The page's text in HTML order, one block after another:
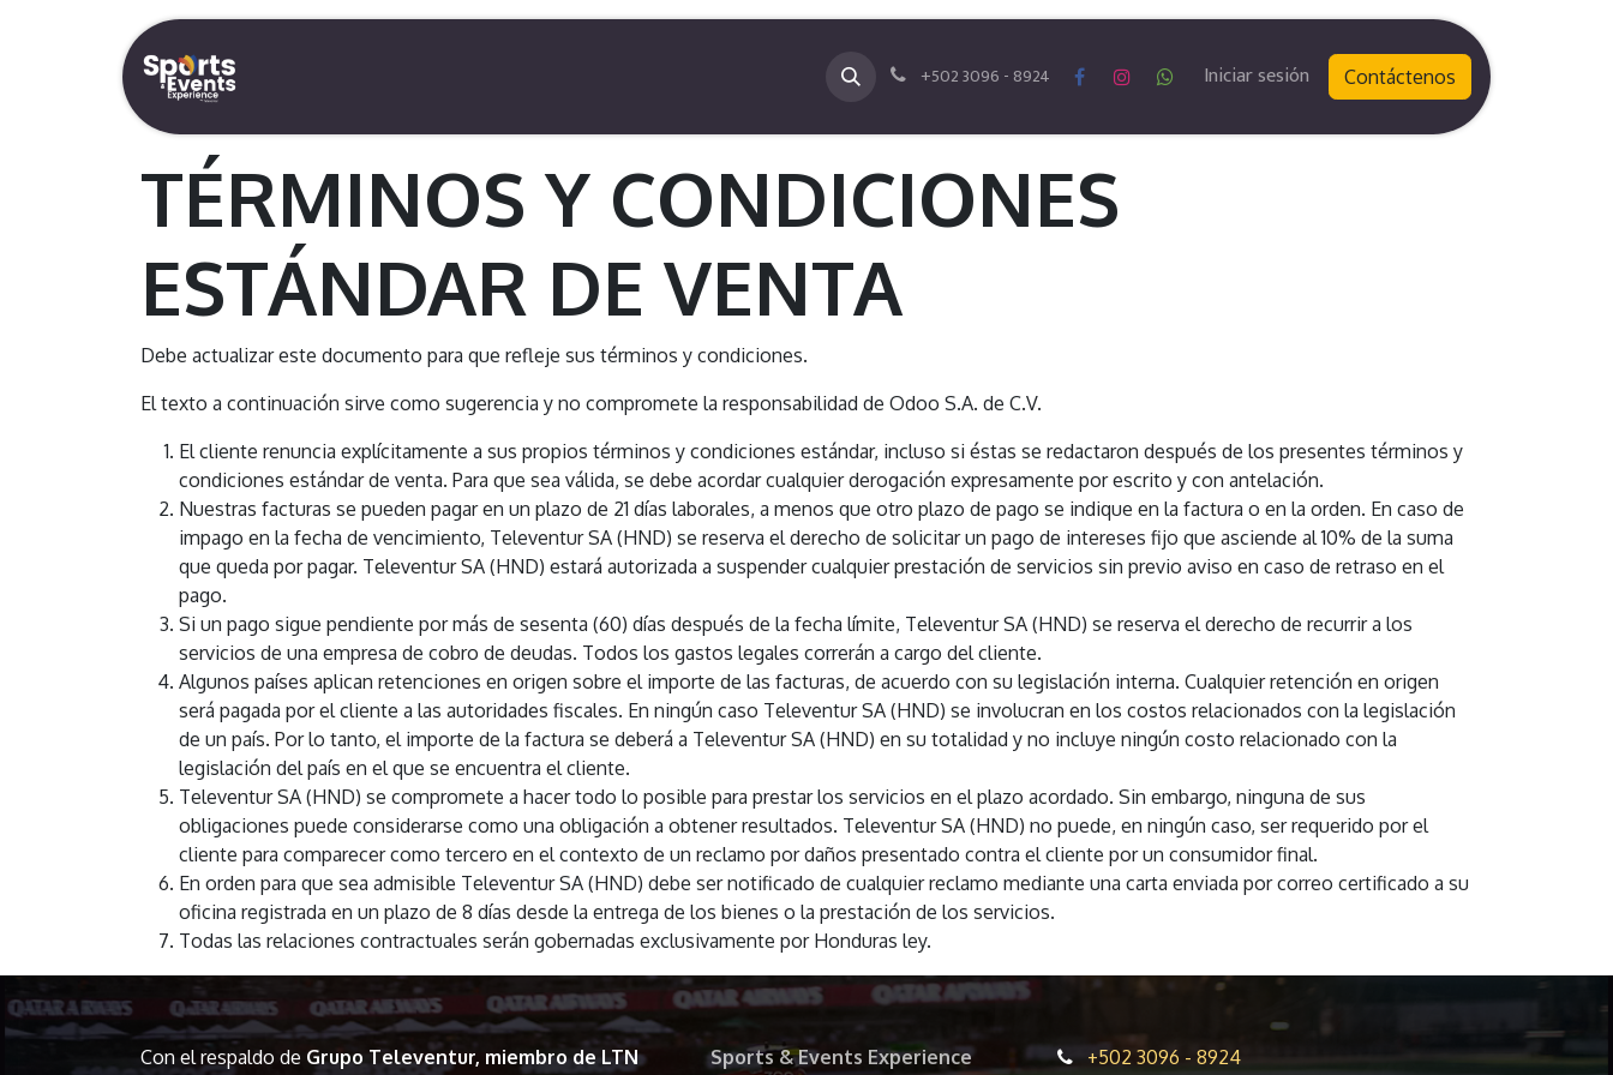
+502 3096 - 8924 Iniciar sesión Contáctenos
TÉRMINOS Y CONDICIONES
ESTÁNDAR DE VENTA
Debe actualizar este documento para que refleje sus términos y condiciones.
El texto a continuación sirve como sugerencia y no compromete la responsabilidad de Odoo S.A. de C.V.
El cliente renuncia explícitamente a sus propios términos y condiciones estándar, incluso si éstas se redactaron después de los presentes términos y
condiciones estándar de venta. Para que sea válida, se debe acordar cualquier derogación expresamente por escrito y con antelación.
Nuestras facturas se pueden pagar en un plazo de 21 días laborales, a menos que otro plazo de pago se indique en la factura o en la orden. En caso de
impago en la fecha de vencimiento, Televentur SA (HND) se reserva el derecho de solicitar un pago de intereses fijo que asciende al 10% de la suma
que queda por pagar. Televentur SA (HND) estará autorizada a suspender cualquier prestación de servicios sin previo aviso en caso de retraso en el
pago.
Si un pago sigue pendiente por más de sesenta (60) días después de la fecha límite, Televentur SA (HND) se reserva el derecho de recurrir a los
servicios de una empresa de cobro de deudas. Todos los gastos legales correrán a cargo del cliente.
Algunos países aplican retenciones en origen sobre el importe de las facturas, de acuerdo con su legislación interna. Cualquier retención en origen
será pagada por el cliente a las autoridades fiscales. En ningún caso Televentur SA (HND) se involucran en los costos relacionados con la legislación
de un país. Por lo tanto, el importe de la factura se deberá a Televentur SA (HND) en su totalidad y no incluye ningún costo relacionado con la
legislación del país en el que se encuentra el cliente.
Televentur SA (HND) se compromete a hacer todo lo posible para prestar los servicios en el plazo acordado. Sin embargo, ninguna de sus
obligaciones puede considerarse como una obligación a obtener resultados. Televentur SA (HND) no puede, en ningún caso, ser requerido por el
cliente para comparecer como tercero en el contexto de un reclamo por daños presentado contra el cliente por un consumidor final.
En orden para que sea admisible Televentur SA (HND) debe ser notificado de cualquier reclamo mediante una carta enviada por correo certificado a su
oficina registrada en un plazo de 8 días desde la entrega de los bienes o la prestación de los servicios.
Todas las relaciones contractuales serán gobernadas exclusivamente por Honduras ley.
Con el respaldo de Grupo Televentur, miembro de LTN
Sports & Events Experience
+502 3096 - 8924